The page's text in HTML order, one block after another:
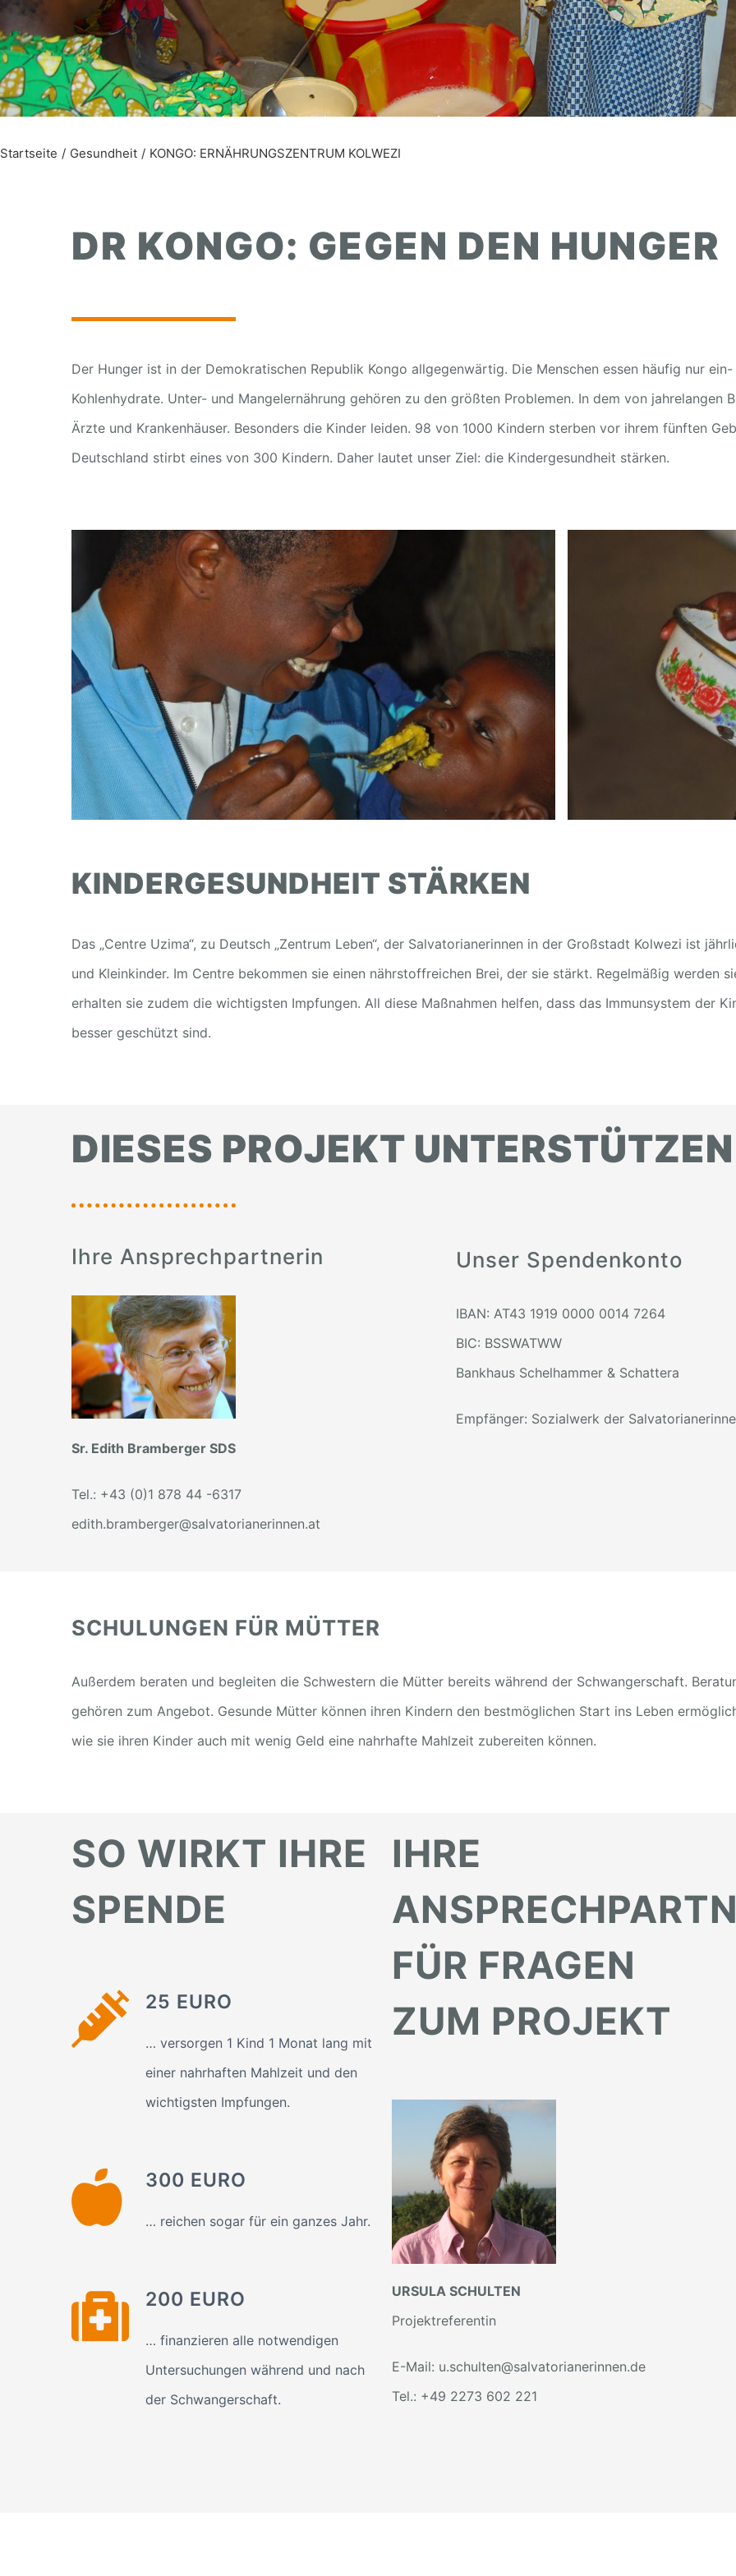
Startseite Gesundheit KONGO: ERNÄHRUNGSZENTRUM KOLWEZI
DR KONGO: GEGEN DEN HUNGER
Der Hunger ist in der Demokratischen Republik Kongo allgegenwärtig. Die Menschen essen häufig nur
Kohlenhydrate. Unter- und Mangelernährung gehören zu den größten Problemen. In dem von
Ärzte und Krankenhäuser. Besonders die Kinder leiden. 98 von 1000 Kindern sterben vor ihrem fünften
Deutschland stirbt eines von 300 Kindern. Daher lautet unser Ziel: die Kindergesundheit stärken.
KINDERGESUNDHEIT STÄRKEN
Das „Centre Uzima“, zu Deutsch „Zentrum Leben“, der Salvatorianerinnen in der Großstadt Kolwezi ist
und Kleinkinder. Im Centre bekommen sie einen nährstoffreichen Brei, der sie stärkt. Regelmäßig werden
erhalten sie zudem die wichtigsten Impfungen. All diese Maßnahmen helfen, dass das Immunsystem der
besser geschützt sind.
DIESES PROJEKT UNTERSTÜTZEN
Ihre Ansprechpartnerin
Sr. Edith Bramberger SDS
Tel.: +43 (0)1 878 44 -6317
edith.bramberger@salvatorianerinnen.at
Unser Spendenkonto
IBAN: AT43 1919 0000 0014 7264
BIC: BSSWATWW
Bankhaus Schelhammer & Schattera
Empfänger: Sozialwerk der
SCHULUNGEN FÜR MÜTTER
Außerdem beraten und begleiten die Schwestern die Mütter bereits während der Schwangerschaft.
gehören zum Angebot. Gesunde Mütter können ihren Kindern den bestmöglichen Start ins Leben
wie sie ihren Kinder auch mit wenig Geld eine nahrhafte Mahlzeit zubereiten können.
SO WIRKT IHRE
SPENDE
25 EURO
… versorgen 1 Kind 1 Monat lang mit
einer nahrhaften Mahlzeit und den
wichtigsten Impfungen.
300 EURO
… reichen sogar für ein ganzes Jahr.
200 EURO
… finanzieren alle notwendigen
Untersuchungen während und nach
der Schwangerschaft.
IHRE
FÜR FRAGEN
ZUM PROJEKT
URSULA SCHULTEN
Projektreferentin
E-Mail: u.schulten@salvatorianerinnen.de
Tel.: +49 2273 602 221